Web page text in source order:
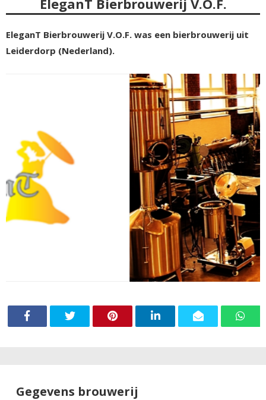
EleganT Bierbrouwerij V.O.F.
EleganT Bierbrouwerij V.O.F. was een bierbrouwerij uit
Leiderdorp (Nederland).
Gegevens brouwerij